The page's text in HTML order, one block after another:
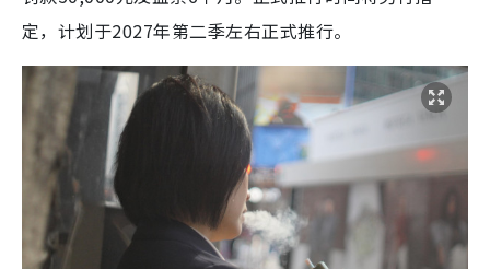
定，计划于2027年第二季左右正式推行。